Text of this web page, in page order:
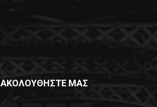
ΑΚΟΛΟΥΘΗΣΤΕ ΜΑΣ